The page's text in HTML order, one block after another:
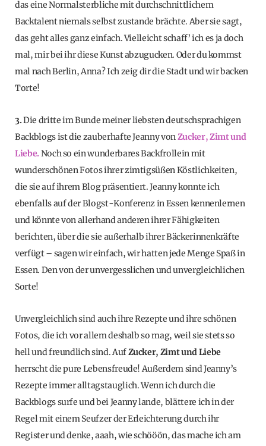
das eine Normalsterbliche mit durchschnittlichem
Backtalent niemals selbst zustande brächte. Aber sie sagt,
das geht alles ganz einfach. Vielleicht schaff’ ich es ja doch
mal, mir bei ihr diese Kunst abzugucken. Oder du kommst
mal nach Berlin, Anna? Ich zeig dir die Stadt und wir backen
Torte!
3.Die dritte im Bunde meiner liebsten deutschsprachigen
Backblogs ist die zauberhafte Jeanny vonZucker, Zimt und
Liebe. Noch so ein wunderbares Backfrollein mit
wunderschönen Fotos ihrer zimtigsüßen Köstlichkeiten,
die sie auf ihrem Blog präsentiert. Jeanny konnte ich
ebenfalls auf der Blogst-Konferenz in Essen kennenlernen
und könnte von allerhand anderen ihrer Fähigkeiten
berichten, über die sie außerhalb ihrer Bäckerinnenkräfte
verfügt – sagen wir einfach, wir hatten jede Menge Spaß in
Essen. Den von der unvergesslichen und unvergleichlichen
Sorte!
Unvergleichlich sind auch ihre Rezepte und ihre schönen
Fotos, die ich vor allem deshalb so mag, weil sie stets so
hell und freundlich sind. AufZucker, Zimt und Liebe
herrscht die pure Lebensfreude! Außerdem sind Jeanny’s
Rezepte immer alltagstauglich. Wenn ich durch die
Backblogs surfe und bei Jeanny lande, blättere ich in der
Regel mit einem Seufzer der Erleichterung durch ihr
Register und denke, aaah, wie schööön, das mache ich am